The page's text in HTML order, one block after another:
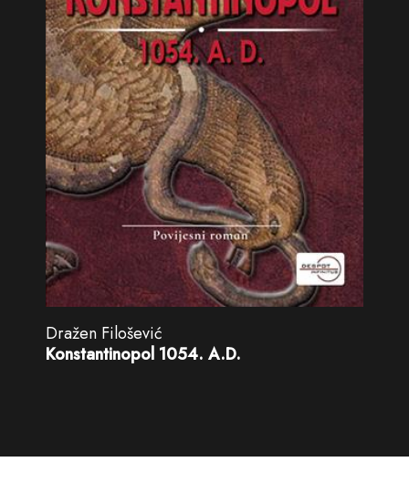
Dražen Filošević
Konstantinopol 1054. A.D.